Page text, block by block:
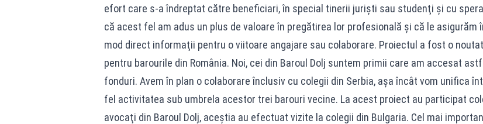
efort care s-a îndreptat către beneficiari, în special tinerii jurişti sau studenţi şi cu
că acest fel am adus un plus de valoare în pregătirea lor profesională şi că le asigurăm
mod direct informaţii pentru o viitoare angajare sau colaborare. Proiectul a fost o
pentru barourile din România. Noi, cei din Baroul Dolj suntem primii care am accesat
fonduri. Avem în plan o colaborare înclusiv cu colegii din Serbia, aşa încât vom unifica
fel activitatea sub umbrela acestor trei barouri vecine. La acest proiect au participat
avocaţi din Baroul Dolj, aceştia au efectuat vizite la colegii din Bulgaria. Cel mai